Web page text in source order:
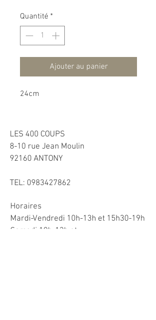
Quantité *
Ajouter au panier
24cm
LES 400 COUPS
8-10 rue Jean Moulin
92160 ANTONY
TEL: 0983427862
Horaires
Mardi-Vendredi 10h-13h et 15h30-19h
​Samedi 10h-13h et